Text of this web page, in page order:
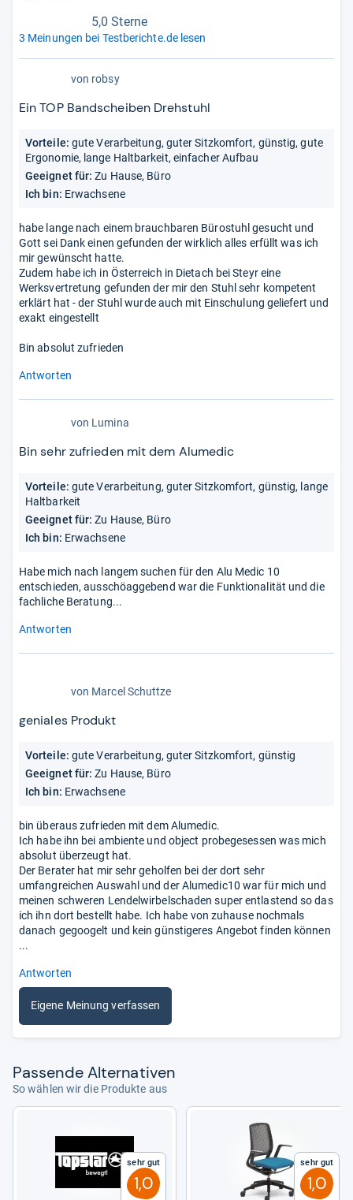
5,0 Sterne
3 Meinungen bei Testberichte.de lesen
von robsy
Ein TOP Bandscheiben Drehstuhl
Vorteile: gute Verarbeitung, guter Sitzkomfort, günstig, gute
Ergonomie, lange Haltbarkeit, einfacher Aufbau
Geeignet für: Zu Hause, Büro
Ich bin: Erwachsene
habe lange nach einem brauchbaren Bürostuhl gesucht und
Gott sei Dank einen gefunden der wirklich alles erfüllt was ich
mir gewünscht hatte.
Zudem habe ich in Österreich in Dietach bei Steyr eine
Werksvertretung gefunden der mir den Stuhl sehr kompetent
erklärt hat - der Stuhl wurde auch mit Einschulung geliefert und
exakt eingestellt
Bin absolut zufrieden
Antworten
von Lumina
Bin sehr zufrieden mit dem Alumedic
Vorteile: gute Verarbeitung, guter Sitzkomfort, günstig, lange
Haltbarkeit
Geeignet für: Zu Hause, Büro
Ich bin: Erwachsene
Habe mich nach langem suchen für den Alu Medic 10
entschieden, ausschöaggebend war die Funktionalität und die
fachliche Beratung...
Antworten
5
Sternen
von Marcel Schuttze
geniales Produkt
Vorteile: gute Verarbeitung, guter Sitzkomfort, günstig
Geeignet für: Zu Hause, Büro
Ich bin: Erwachsene
bin überaus zufrieden mit dem Alumedic.
Ich habe ihn bei ambiente und object probegesessen was mich
absolut überzeugt hat.
Der Berater hat mir sehr geholfen bei der dort sehr
umfangreichen Auswahl und der Alumedic10 war für mich und
meinen schweren Lendelwirbelschaden super entlastend so das
ich ihn dort bestellt habe. Ich habe von zuhause nochmals
danach gegoogelt und kein günstigeres Angebot finden können
...
Antworten
Eigene Meinung verfassen
Pas­sende Alter­na­ti­ven
So wählen wir die Produkte aus
Sehr gut
1,0
Sehr gut
1,0